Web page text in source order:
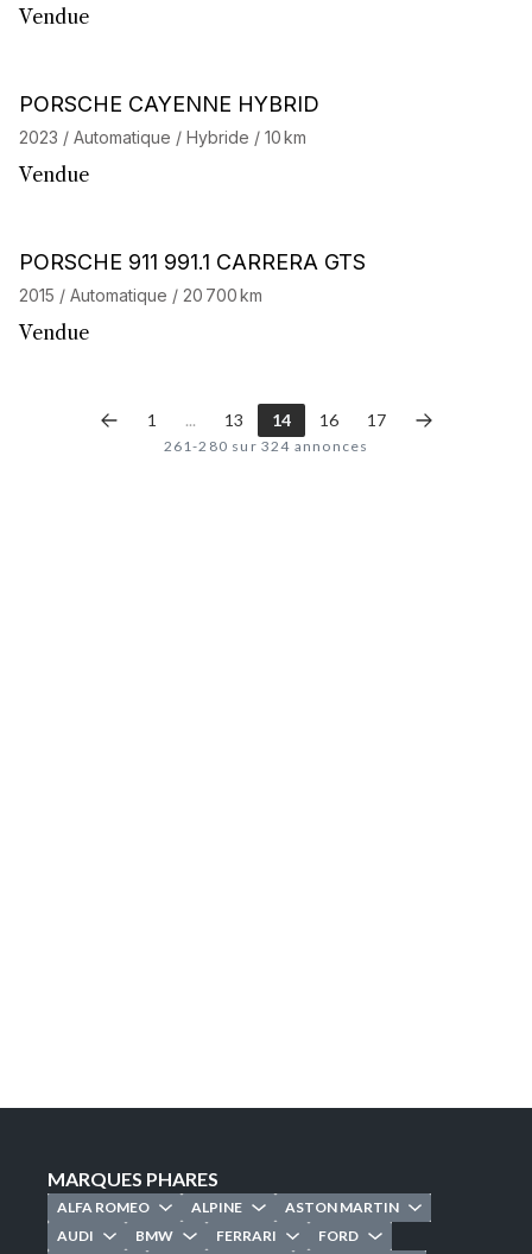
Vendue
Barnes Exclusive Stock CarJager
PORSCHE CAYENNE HYBRID
2023 / Automatique / Hybride / 10 km
Vendue
Barnes Exclusive
PORSCHE 911 991.1 CARRERA GTS
2015 / Automatique / 20 700 km
Vendue
1 ... 13 14 16 17
261-280 sur 324 annonces
MARQUES PHARES
ALFA ROMEO ALPINE
ASTON MARTIN
AUDI
BMW FERRARI
FORD